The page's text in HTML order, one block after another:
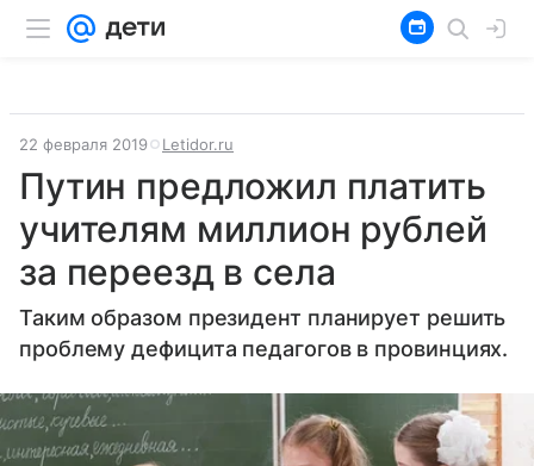
22 февраля 2019 Letidor.ru
Путин предложил платить
учителям миллион рублей
за переезд в села
Таким образом президент планирует решить
проблему дефицита педагогов в провинциях.